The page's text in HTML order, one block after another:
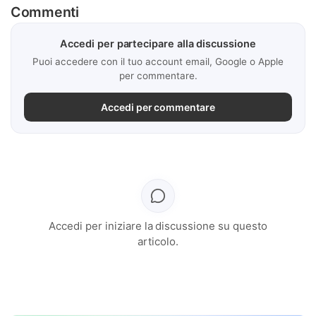
Commenti
Accedi per partecipare alla discussione
Puoi accedere con il tuo account email, Google o Apple
per commentare.
Accedi per commentare
Accedi per iniziare la discussione su questo
articolo.